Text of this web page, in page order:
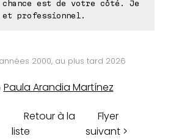
est de votre côté. Je
professionnel.
2000, au plus tard 2026
Paula Arandia Martínez
Retour à la
liste
Flyer
suivant >